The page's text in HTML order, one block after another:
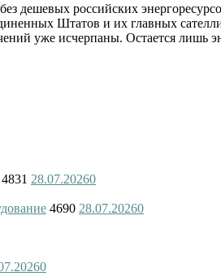
дешевых российских
Штатов и их главных
уже исчерпаны. Остается лишь
4831 28.07.20260
4690 28.07.20260
0